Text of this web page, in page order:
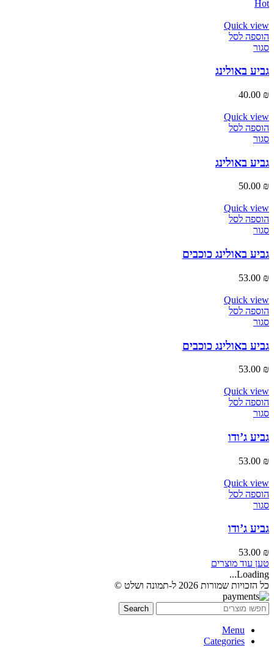
Hot
Quick view
הוספה לסל
סגור
גביע באולינג
40.00 ₪
Quick view
הוספה לסל
סגור
גביע באולינג
50.00 ₪
Quick view
הוספה לסל
סגור
גביע באולינג כוכבים
53.00 ₪
Quick view
הוספה לסל
סגור
גביע באולינג כוכבים
53.00 ₪
Quick view
הוספה לסל
סגור
גביע ג’ודו
53.00 ₪
Quick view
הוספה לסל
סגור
גביע ג’ודו
53.00 ₪
טען עוד מוצרים
Loading...
כל הזכויות שמורות 2026 ל-תמונה ושלט ©
Search
Menu
Categories